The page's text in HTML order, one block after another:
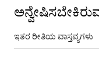
ಇತರ ರೀತಿಯ ವಾಸ್ತವ್ಯಗಳು